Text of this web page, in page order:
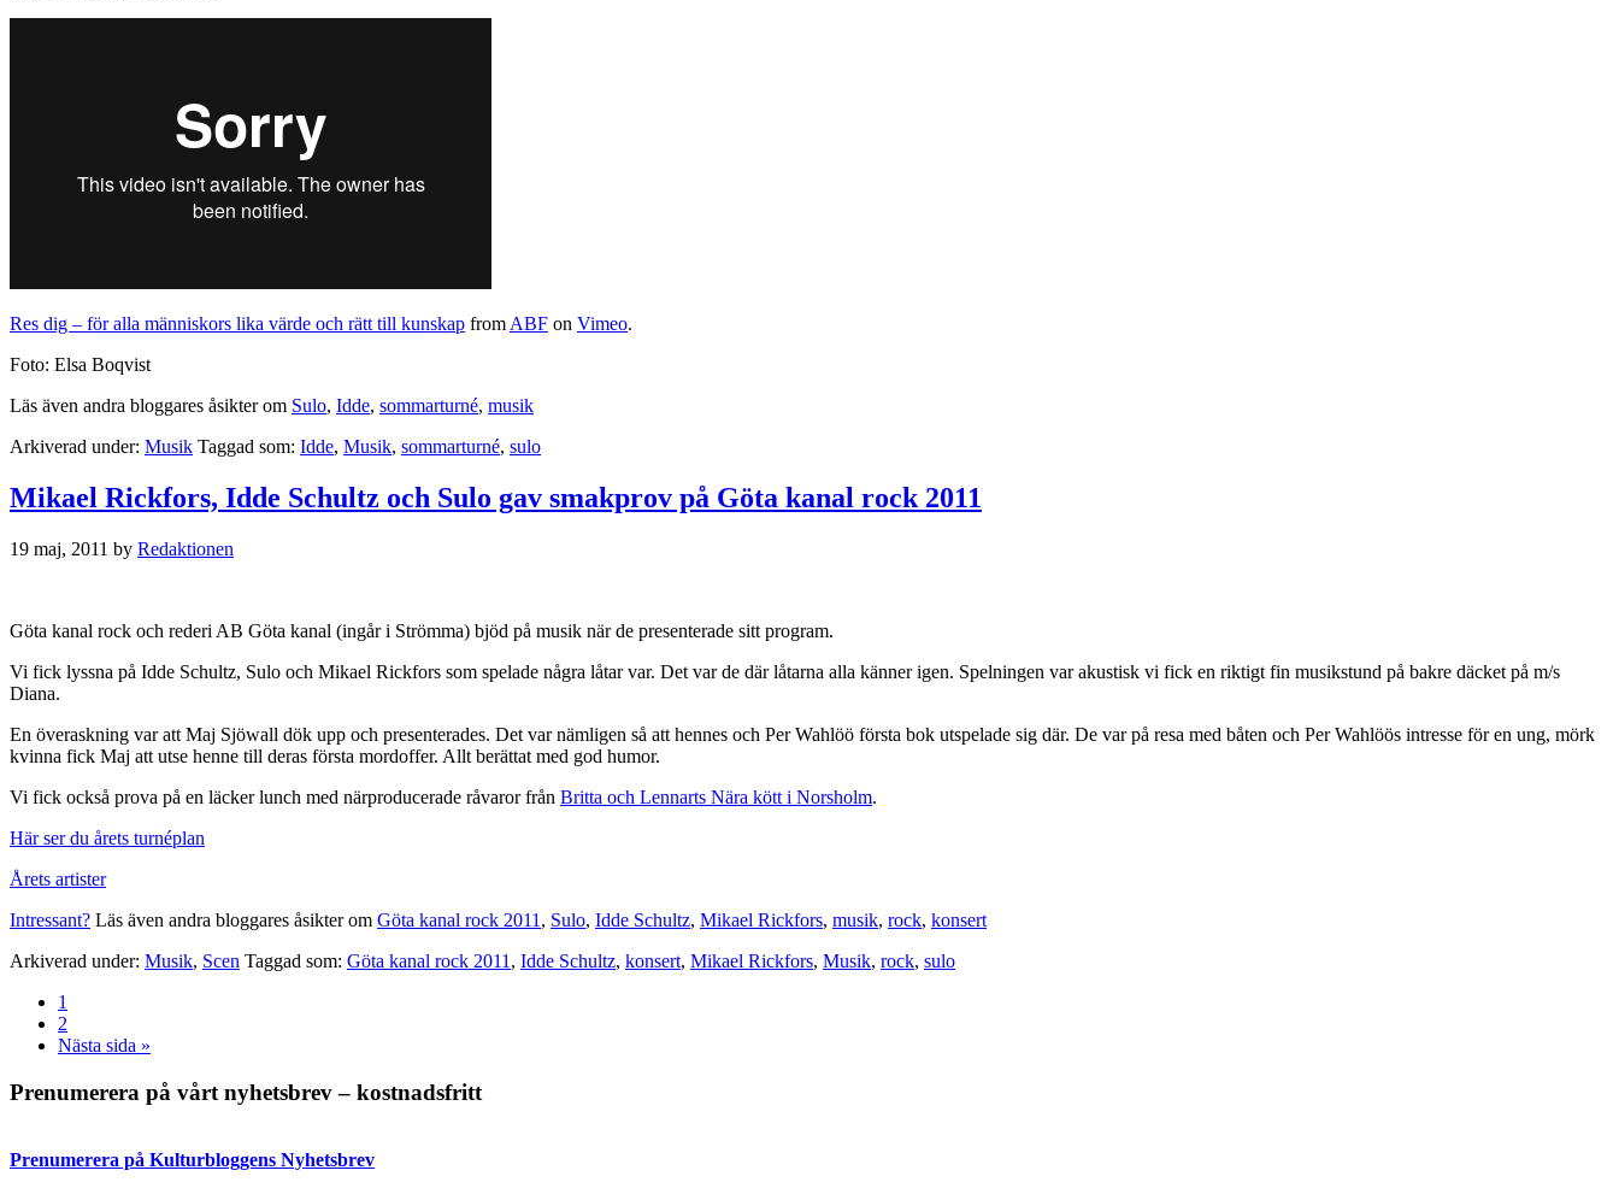
Res dig – för alla människors lika värde och rätt till kunskap from ABF on Vimeo.
Foto: Elsa Boqvist
Läs även andra bloggares åsikter om Sulo, Idde, sommarturné, musik
Arkiverad under: Musik Taggad som: Idde, Musik, sommarturné, sulo
Mikael Rickfors, Idde Schultz och Sulo gav smakprov på Göta kanal rock 2011
19 maj, 2011 by Redaktionen
Göta kanal rock och rederi AB Göta kanal (ingår i Strömma) bjöd på musik när de presenterade sitt program.
Vi fick lyssna på Idde Schultz, Sulo och Mikael Rickfors som spelade några låtar var. Det var de där låtarna alla känner igen. Spelningen var akustisk vi fick en riktigt fin musikstund på bakre däcket på m/s
Diana.
En överaskning var att Maj Sjöwall dök upp och presenterades. Det var nämligen så att hennes och Per Wahlöö första bok utspelade sig där. De var på resa med båten och Per Wahlöös intresse för en ung, mörk
kvinna fick Maj att utse henne till deras första mordoffer. Allt berättat med god humor.
Vi fick också prova på en läcker lunch med närproducerade råvaror från Britta och Lennarts Nära kött i Norsholm.
Här ser du årets turnéplan
Årets artister
Intressant? Läs även andra bloggares åsikter om Göta kanal rock 2011 , Sulo, Idde Schultz, Mikael Rickfors, musik, rock, konsert
Arkiverad under: Musik, Scen Taggad som: Göta kanal rock 2011 , Idde Schultz, konsert, Mikael Rickfors, Musik, rock, sulo
Sida
1
Sida
2
Go
Nästa sida »
Primärt
Prenumerera på vårt nyhetsbrev – kostnadsfritt
Prenumerera på Kulturbloggens Nyhetsbrev